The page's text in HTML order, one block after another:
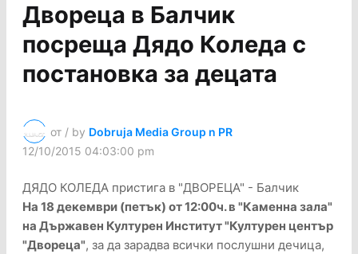
Двореца в Балчик
посреща Дядо Коледа с
постановка за децата
от / by Dobruja Media Group n PR
12/10/2015 04:03:00 pm
ДЯДО КОЛЕДА пристига в "ДВОРЕЦА" - Балчик
На 18 декември (петък) от 12:00ч. в "Каменна зала"
на Държавен Културен Институт "Културен център
"Двореца", за да зарадва всички послушни дечица,